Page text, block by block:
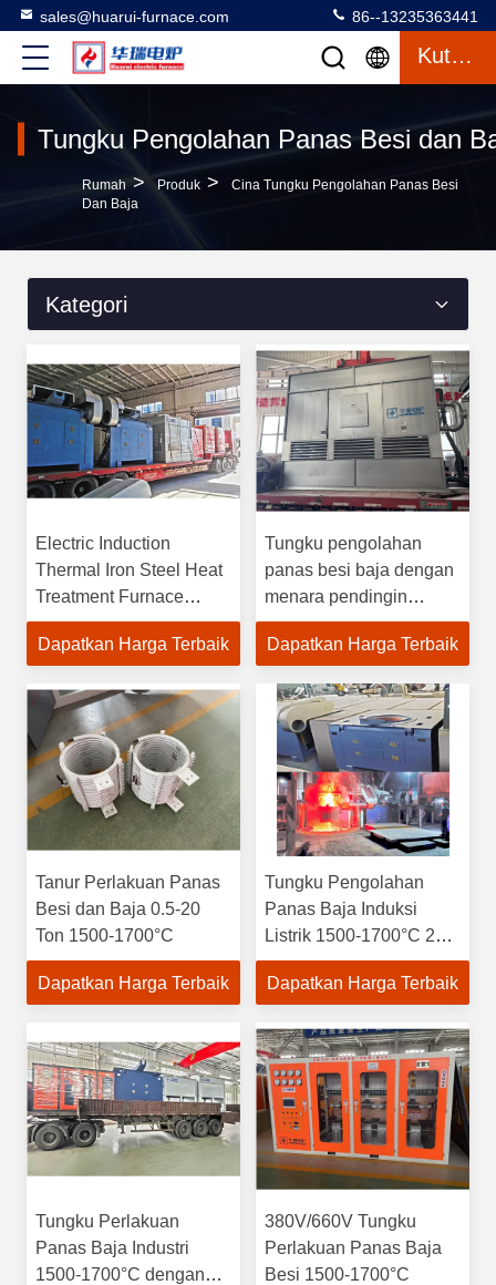
sales@huarui-furnace.com 86--13235363441
Kutipan
Tungku Pengolahan Panas Besi dan
Rumah > Produk >
Cina Tungku Pengolahan Panas Besi
Dan Baja
Kategori
Electric Induction
Thermal Iron Steel Heat
Treatment Furnace
1500-1700°C
Dapatkan Harga Terbaik
Tungku pengolahan
panas besi baja dengan
menara pendingin
tertutup 0,5-20T
Dapatkan Harga Terbaik
Tanur Perlakuan Panas
Besi dan Baja 0.5-20
Ton 1500-1700°C
Dapatkan Harga Terbaik
Tungku Pengolahan
Panas Baja Induksi
Listrik 1500-1700°C 20T
Kapasitas
Dapatkan Harga Terbaik
Tungku Perlakuan
Panas Baja Industri
1500-1700°C dengan
380V/660V Tungku
Perlakuan Panas Baja
Besi 1500-1700°C